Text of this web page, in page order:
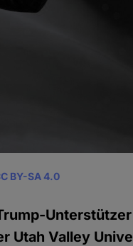
BY-SA 4.0
Utah Valley